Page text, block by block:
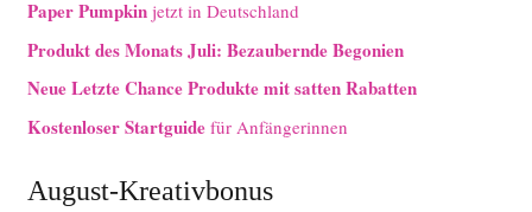
Paper Pumpkinjetzt in Deutschland
Produkt des Monats Juli: Bezaubernde Begonien
Neue Letzte Chance Produkte mit satten Rabatten
Kostenloser Startguidefür Anfängerinnen
August-Kreativbonus